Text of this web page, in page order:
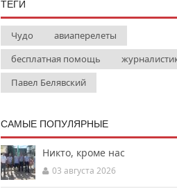
ТЕГИ
Чудо
авиаперелеты
бесплатная помощь
Павел Белявский
САМЫЕ ПОПУЛЯРНЫЕ
Никто, кроме нас
03 августа 2026